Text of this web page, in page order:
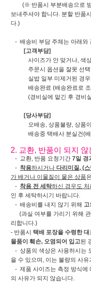
(※ 반품시 부분배송으로 받
보내주셔야 합니다. 분할 반품
다.)
- 배송비 부담 주체는 아래와
[고객부담]
사이즈가 안 맞거나, 색상
주문시 옵션을 잘못 선택
실밥 일부 미제거된 경우,
배송완료 (배송완료로 조
(경비실에 맡긴 후 경비실
[당사부담]
오배송, 상품불량, 상품이
배송중 택배사 분실건(배
2. 교환, 반품이 되지 않
- 교환, 반품 요청기간 7일 경
- 착용하시거나 다리미질, (
가 배거나 이물질이 뭍은 상품
- 착용 전 세탁하신 경우도 처
인 후 세탁하시기 바랍니다.
- 배송비를 내지 않기 위해 고
(과실 여부를 가리기 위해 관
리합니다.)
- 반품시 택배 포장을 수령한 대
물품이 훼손, 오염되어 입고된
- 상품의 색상은 사용하시는
을 수 있으며, 이는 불량의 사
- 제품 사이즈는 측정 방식에
의 사유가 되지 않습니다.